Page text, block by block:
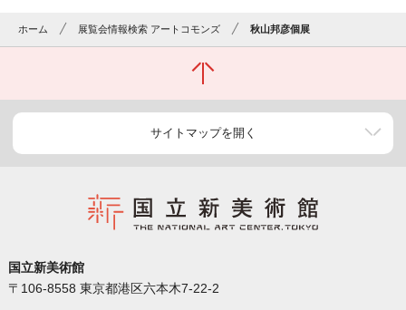
ホーム 展覧会情報検索 アートコモンズ 秋山邦彦個展
サイトマップを開く
国立新美術館
〒106-8558 東京都港区六本木7-22-2